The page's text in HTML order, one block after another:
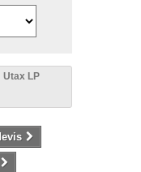
Utax LP